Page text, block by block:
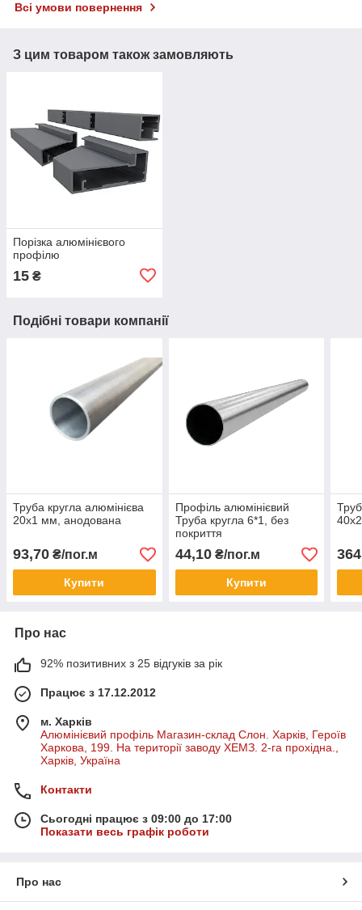
Всі умови повернення
З цим товаром також замовляють
Порізка алюмінієвого
профілю
15 ₴
Подібні товари компанії
Труба кругла алюмінієва
20х1 мм, анодована
93,70 ₴/пог.м
Купити
Профіль алюмінієвий
Труба кругла 6*1, без
покриття
44,10₴/пог.м
Купити
Про нас
92% позитивних з 25 відгуків за рік
Працює з 17.12.2012
м. Харків
Алюмінієвий профіль Магазин-склад Слон. Харків, Героїв
Харкова, 199. На території заводу ХЕМЗ. 2-га прохідна.,
Харків, Україна
Контакти
Сьогодні працює з 09:00 до 17:00
Показати весь графік роботи
Про нас